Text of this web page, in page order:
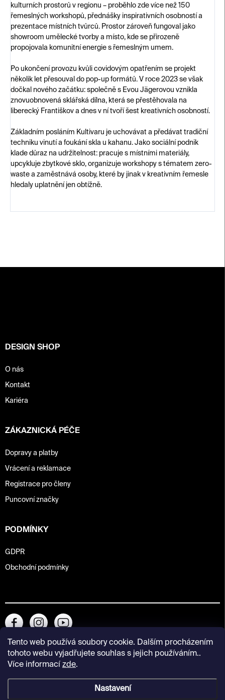
Tento web používá soubory cookie. Dalším procházením
tohoto webu vyjadřujete souhlas s jejich používáním..
Více informací zde.
Nastavení
kulturních prostorů v regionu – proběhlo zde více než 150
řemeslných workshopů, přednášky inspirativních osobností a
prezentace místních tvůrců. Prostor zároveň fungoval jako
showroom umělecké tvorby a místo, kde se přirozeně
propojovala komunitní energie s řemeslným umem.
Po ukončení provozu kvůli covidovým opatřením se projekt
několik let přesouval do pop-up formátů. V roce 2023 se však
dočkal nového začátku: společně s Evou Jägerovou vznikla
znovuobnovená sklářská dílna, která se přestěhovala na
liberecký Františkov a dnes v ní tvoří šest kreativních osobností.
Základním posláním Kultivaru je uchovávat a předávat tradiční
techniku vinutí a foukání skla u kahanu. Jako sociální podnik
klade důraz na udržitelnost: pracuje s místními materiály,
upcykluje zbytkové sklo, organizuje workshopy s tématem zero-
waste a zaměstnává osoby, které by jinak v kreativním řemesle
hledaly uplatnění jen obtížně.
DESIGN SHOP
O nás
Kontakt
Kariéra
ZÁKAZNICKÁ PÉČE
Dopravy a platby
Vrácení a reklamace
Registrace pro členy
Puncovní značky
PODMÍNKY
GDPR
Obchodní podmínky